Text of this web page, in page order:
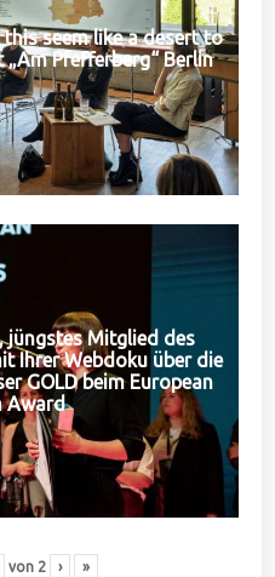
seem like a desert to
Pfefferberg“ Berlin
jüngstes Mitglied des
Ihrer Webdoku über die
GOLD beim European
Award
von 2 › »